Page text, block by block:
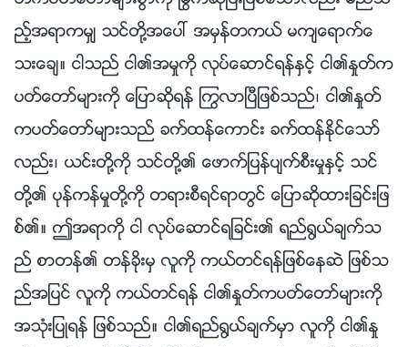
ည့္အရာကမွ် သင္တို႔အေပၚ အမွန္တကယ္ မက်ေရာက္ေ
သးေခ်။ ငါသည္ ငါ၏အမႈကို လုပ္ေဆာင္ရန္ႏွင့္ ငါ၏ႏႈတ္က
ပတ္ေတာ္မ်ားကို ေျပာဆိုရန္ ႂကြလာၿပီျဖစ္သည္၊ ငါ၏ႏႈတ္
ကပတ္ေတာ္မ်ားသည္ ခက္ထန္ေကာင္း ခက္ထန္ႏိုင္ေသာ္
လည္း၊ ယင္းတို႔ကို သင္တို႔၏ ေဖာက္ျပန္ပ်က္စီးမႈႏွင့္ သင္
တို႔၏ ပုန္ကန္မႈတို႔ကို တရားစီရင္ရာတြင္ ေျပာဆိုထားျခင္းျဖ
စ္၏။ ဤအရာကို ငါ လုပ္ေဆာင္ရျခင္း၏ ရည္႐ြယ္ခ်က္သ
ည္ စာတန္၏ တန္ခိုးမွ လူကို ကယ္တင္ရန္ျဖစ္ေနဆဲ ျဖစ္သ
ည္အျပင္ လူကို ကယ္တင္ရန္ ငါ၏ႏႈတ္ကပတ္ေတာ္မ်ားကို
အသုံးျပဳရန္ ျဖစ္သည္။ ငါ၏ရည္႐ြယ္ခ်က္မွာ လူကို ငါ၏ႏႈ